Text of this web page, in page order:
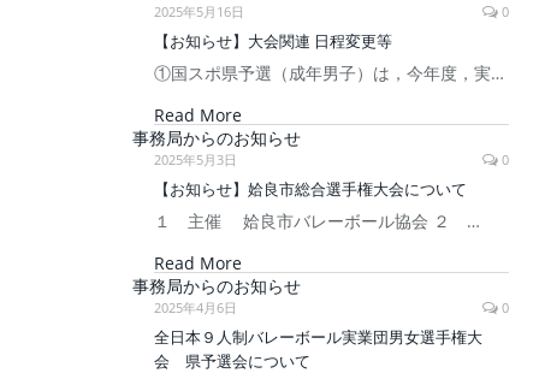
2025年5月16日 0
【お知らせ】大会関連 日程変更等
①国スポ県予選（成年男子）は，今年度，実…
Read More
事務局からのお知らせ
2025年5月3日 0
【お知らせ】姶良市総合選手権大会について
１ 主催 姶良市バレーボール協会 ２ …
Read More
事務局からのお知らせ
2025年4月6日 0
全日本９人制バレーボール実業団男女選手権大
会 県予選会について